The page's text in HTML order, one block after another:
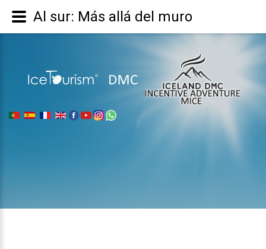
|
Al sur: Más allá del muro